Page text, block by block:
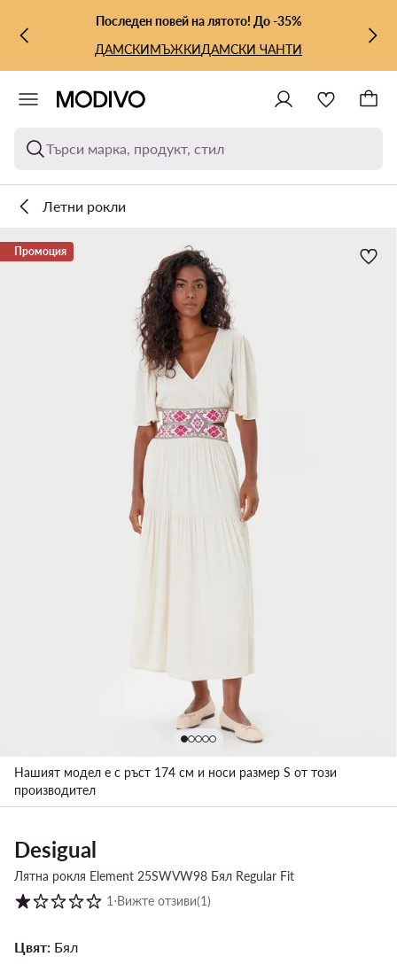
КЪМ ОСНОВНОТО СЪДЪРЖАНИЕ
КЪМ ТЪРСЕНЕПоследен повей на лятото! До -35%
ДАМСКИМЪЖКИДАМСКИ ЧАНТИ
Търси марка, продукт, стил
Летни рокли
Промоция
Нашият модел е с ръст 174 см и носи размер S от този
производител
Desigual
Лятна рокля Element 25SWVW98 Бял Regular Fit
Оценка на клиентите в скала от 1 до 5
1⋅Вижте отзиви(1)
Цвят: Бял